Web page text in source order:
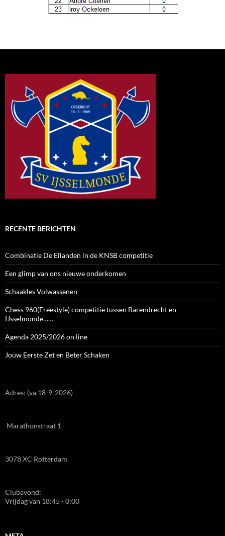
RECENTE BERICHTEN
Combinatie De Eilanden in de KNSB competitie
Een glimp van ons nieuwe onderkomen
Schaakles Volwassenen
Chess 960(Freestyle) competitie tussen Barendrecht en
IJsselmonde……
Agenda 2025/2026 on line
Jouw Eerste Zet en Beter Schaken
Adres: (va 18-9-2026)
Marathonstraat 1
3078 XC Rotterdam
Clubavond:
Vrijdag van 18:45 - 0:00